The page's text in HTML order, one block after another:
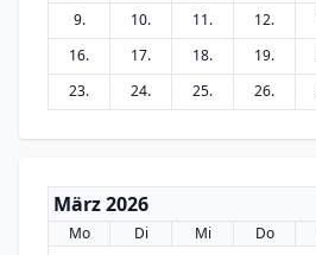
9.
10. 11. 12.
16.
17. 18. 19.
23.
24. 25. 26.
März 2026
Mo Di Mi Do